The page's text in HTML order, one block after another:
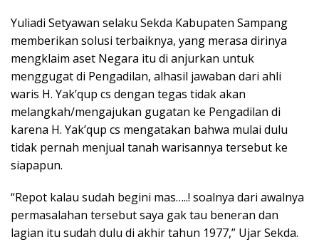
Yuliadi Setyawan selaku Sekda Kabupaten Sampang
memberikan solusi terbaiknya, yang merasa dirinya
mengklaim aset Negara itu di anjurkan untuk
menggugat di Pengadilan, alhasil jawaban dari ahli
waris H. Yak’qup cs dengan tegas tidak akan
melangkah/mengajukan gugatan ke Pengadilan di
karena H. Yak’qup cs mengatakan bahwa mulai dulu
tidak pernah menjual tanah warisannya tersebut ke
siapapun.
“Repot kalau sudah begini mas…..! soalnya dari awalnya
permasalahan tersebut saya gak tau beneran dan
lagian itu sudah dulu di akhir tahun 1977,” Ujar Sekda.